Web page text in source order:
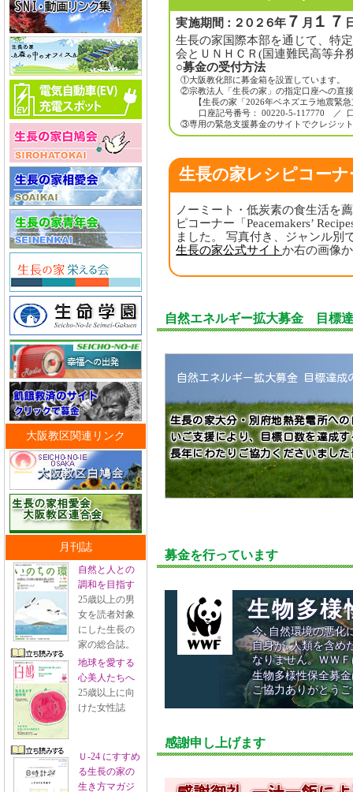
実 施 期 間：２０２６年７ 月１７
生長の家国際本部を通じて、特
会とＵＮＨＣＲ(国連難民高等弁
○募金の受付方法
①大阪教化部に募金箱を設置しています。
②宗教法人「生長の家」の指定口座への直
【生長の家「2026年ベネズエラ地震緊
口座記号番号： 00220-5-117770 ／
③専用の緊急支援募金のサイトでクレジッ
生長の家レシピコー
ノーミート・低炭素の食生活を
ピコーナー「Peacemakers’
ました。 写真付き、ジャンル別
生長の家公式サイトか右の画像
自然エネルギー拡大募金 目標
自然エネルギー拡大募金 目標達成
生長の家大分・別府地熱発電所へ
いご支援により、目標口数を達成
長年にわたりご協力くださいまし
募金を行っています
生物多様
今､自然環境の悪化
自身が､人類を含め
なりません。ＷＷ
生物多様性保全募
ご協力ありがとう
感謝申し上げます
大阪教区関連リンク
月刊誌
自然と人との
調和を目指す
25歳以上の男
女を読者対象
にした生長の
家の総合誌。
地球を愛する
心美人たちへ
25歳以上に向
けた女性誌
Ｕ-24 にすすめ
る生長の家の
生き方マガジ